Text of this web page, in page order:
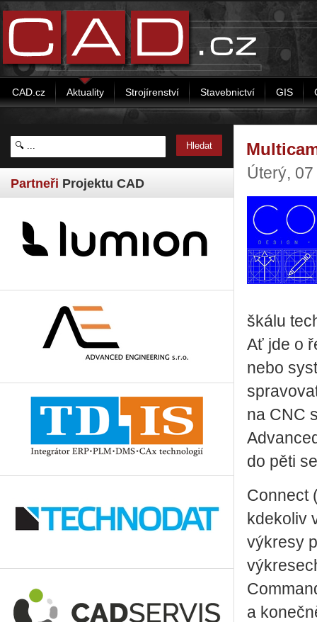
CAD.cz Aktuality Strojírenství Stavebnictví GIS
Partneři Projektu CAD
Úterý,
škálu
Ať jde o
nebo
na CNC
do pěti
Connect
kdekoliv
výkresy
a